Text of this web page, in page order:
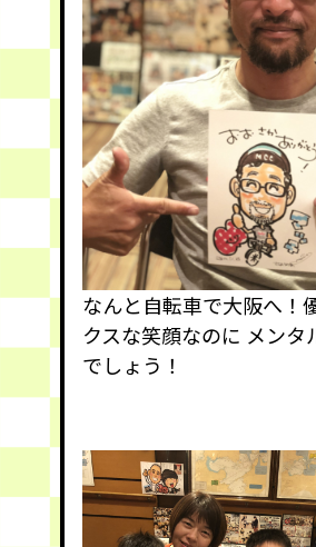
なんと自転車で大阪へ！
クスな笑顔なのに メンタ
でしょう！